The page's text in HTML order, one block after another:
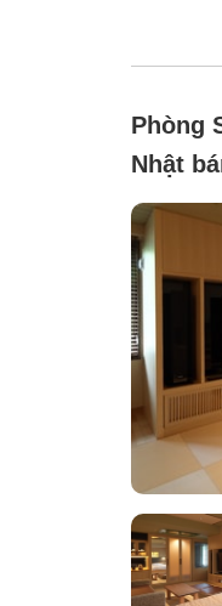
Phòng
Nhật
Không
phương